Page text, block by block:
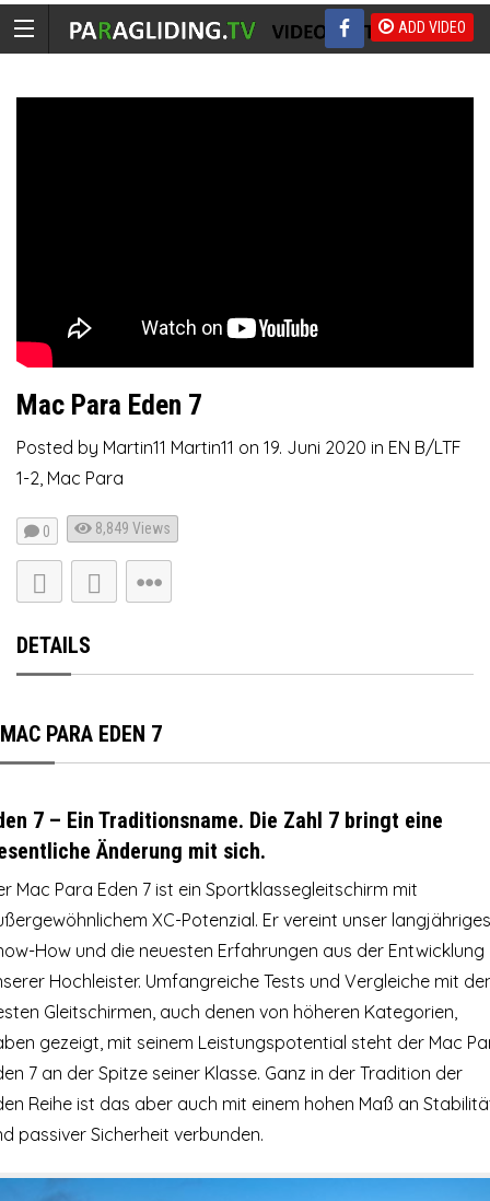
ADD VIDEO
Mac Para Eden 7
Posted by Martin11 Martin11 on 19. Juni 2020 in EN B/LTF
1-2 Mac Para
0 8,849 Views
DETAILS
MAC PARA EDEN 7
7 – Ein Traditionsname. Die Zahl 7 bringt eine
Änderung mit sich.
Mac Para Eden 7 ist ein Sportklassegleitschirm mit
XC-Potenzial. Er vereint unser langjähriges
How und die neuesten Erfahrungen aus der Entwicklung
Hochleister. Umfangreiche Tests und Vergleiche mit
Gleitschirmen, auch denen von höheren Kategorien,
gezeigt, mit seinem Leistungspotential steht der Mac
7 an der Spitze seiner Klasse. Ganz in der Tradition der
Reihe ist das aber auch mit einem hohen Maß an
passiver Sicherheit verbunden.